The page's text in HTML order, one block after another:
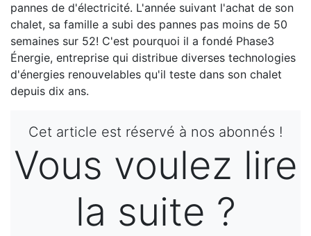
pannes de d'électricité. L'année suivant l'achat de son
chalet, sa famille a subi des pannes pas moins de 50
semaines sur 52! C'est pourquoi il a fondé Phase3
Énergie, entreprise qui distribue diverses technologies
d'énergies renouvelables qu'il teste dans son chalet
depuis dix ans.
Cet article est réservé à nos abonnés !
Vous voulez lire
la suite ?